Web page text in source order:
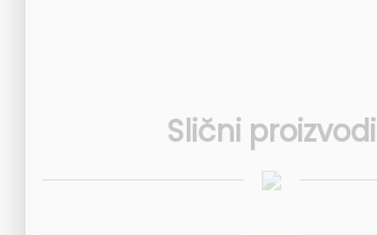
Slični proizvodi